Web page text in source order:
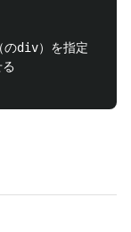
div）を指定